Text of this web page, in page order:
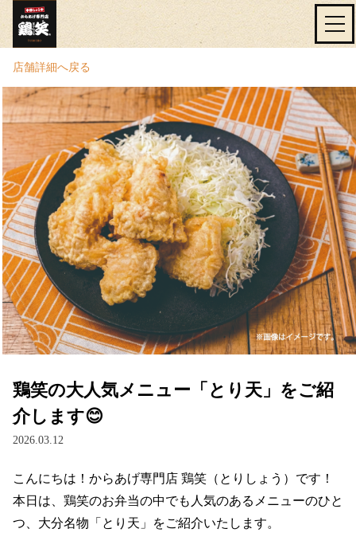
店舗詳細へ戻る
鶏笑の大人気メニュー「とり天」をご紹
介します😊
2026.03.12
こんにちは！からあげ専門店 鶏笑（とりしょう）です！
本日は、鶏笑のお弁当の中でも人気のあるメニューのひと
つ、大分名物「とり天」をご紹介いたします。